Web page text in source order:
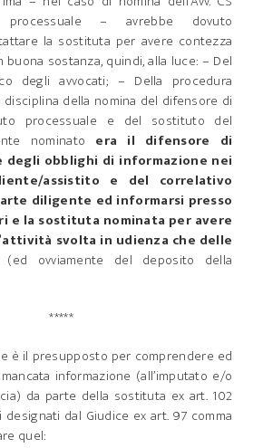
– avrebbe dovuto
la sostituta per avere contezza
buona sostanza, quindi, alla luce: – Del
degli avvocati; – Della procedura
della nomina del difensore di
processuale e del sostituto del
nominato era il difensore di
obblighi di informazione nei
assistito e del correlativo
diligente ed informarsi presso
e la sostituta nominata per avere
svolta in udienza che delle
(ed ovviamente del deposito della
*****
è il presupposto per comprendere ed
informazione (all’imputato e/o
da parte della sostituta ex art. 102
designati dal Giudice ex art. 97 comma
quel: